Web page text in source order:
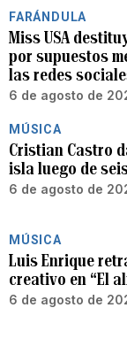
FARÁNDULA
Miss USA
por supuestos
las redes
6 de agosto de
MÚSICA
Cristian Castro
isla luego de
6 de agosto de
MÚSICA
Luis Enrique
creativo en “El
6 de agosto de